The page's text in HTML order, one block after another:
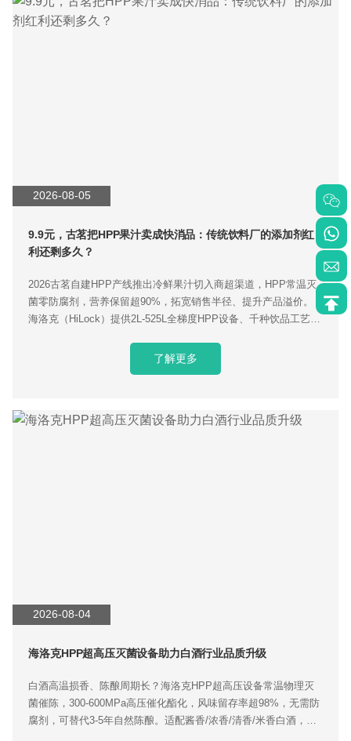
2026-08-05
9.9元，古茗把HPP果汁卖成快消品：传统饮料厂的添加剂红
利还剩多久？
2026古茗自建HPP产线推出冷鲜果汁切入商超渠道，HPP常温灭
菌零防腐剂，营养保留超90%，拓宽销售半径、提升产品溢价。
海洛克（HiLock）提供2L-525L全梯度HPP设备、千种饮品工艺库
了解更多
2026-08-04
海洛克HPP超高压灭菌设备助力白酒行业品质升级
白酒高温损香、陈酿周期长？海洛克HPP超高压设备常温物理灭
菌催陈，300-600MPa高压催化酯化，风味留存率超98%，无需防
腐剂，可替代3-5年自然陈酿。适配酱香/浓香/清香/米香白酒，单